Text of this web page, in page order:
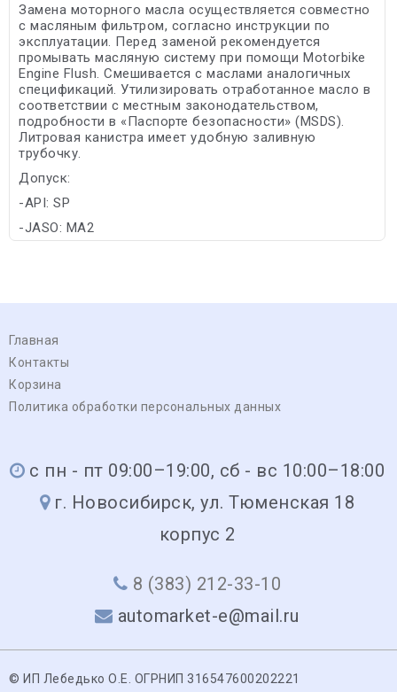
Замена моторного масла осуществляется совместно
с масляным фильтром, согласно инструкции по
эксплуатации. Перед заменой рекомендуется
промывать масляную систему при помощи Motorbike
Engine Flush. Смешивается с маслами аналогичных
спецификаций. Утилизировать отработанное масло в
соответствии с местным законодательством,
подробности в «Паспорте безопасности» (MSDS).
Литровая канистра имеет удобную заливную
трубочку.
Допуск:
-API: SP
-JASO: MA2
Главная
Контакты
Корзина
Политика обработки персональных данных
с пн - пт 09:00–19:00, сб - вс 10:00–18:00
г. Новосибирск, ул. Тюменская 18
корпус 2
8 (383) 212-33-10
automarket-e@mail.ru
© ИП Лебедько О.Е. ОГРНИП 316547600202221